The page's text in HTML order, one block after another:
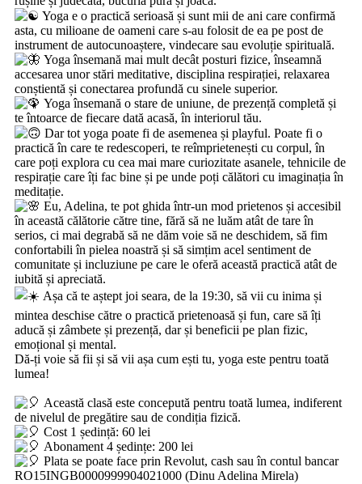
Yoga e o practică serioasă și sunt mii de ani care confirmă
asta, cu milioane de oameni care s-au folosit de ea pe post de
instrument de autocunoaștere, vindecare sau evoluție spirituală.
Yoga însemană mai mult decât posturi fizice, înseamnă
accesarea unor stări meditative, disciplina respirației, relaxarea
conștientă și conectarea profundă cu sinele superior.
Yoga însemană o stare de uniune, de prezență completă și
te întoarce de fiecare dată acasă, în interiorul tău.
Dar tot yoga poate fi de asemenea și playful. Poate fi o
practică în care te redescoperi, te reîmprietenești cu corpul, în
care poți explora cu cea mai mare curiozitate asanele, tehnicile de
respirație care îți fac bine și pe unde poți călători cu imaginația în
meditație.
Eu, Adelina, te pot ghida într-un mod prietenos și accesibil
în această călătorie către tine, fără să ne luăm atât de tare în
serios, ci mai degrabă să ne dăm voie să ne deschidem, să fim
confortabili în pielea noastră și să simțim acel sentiment de
comunitate și incluziune pe care le oferă această practică atât de
iubită și apreciată.
Așa că te aștept joi seara, de la 19:30, să vii cu inima și
mintea deschise către o practică prietenoasă și fun, care să îți
aducă și zâmbete și prezență, dar și beneficii pe plan fizic,
emoțional și mental.
Dă-ți voie să fii și să vii așa cum ești tu, yoga este pentru toată
lumea!
Această clasă este concepută pentru toată lumea, indiferent
de nivelul de pregătire sau de condiția fizică.
Cost 1 ședință: 60 lei
Abonament 4 ședințe: 200 lei
Plata se poate face prin Revolut, cash sau în contul bancar
RO15INGB0000999904021000 (Dinu Adelina Mirela)